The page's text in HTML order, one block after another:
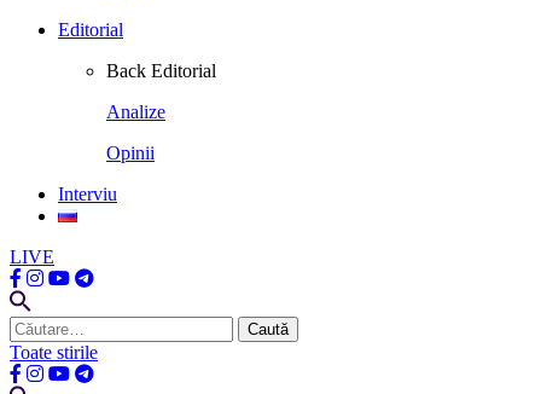
Editorial
Back Editorial
Analize
Opinii
Interviu
LIVE
Caută
după:
Toate stirile